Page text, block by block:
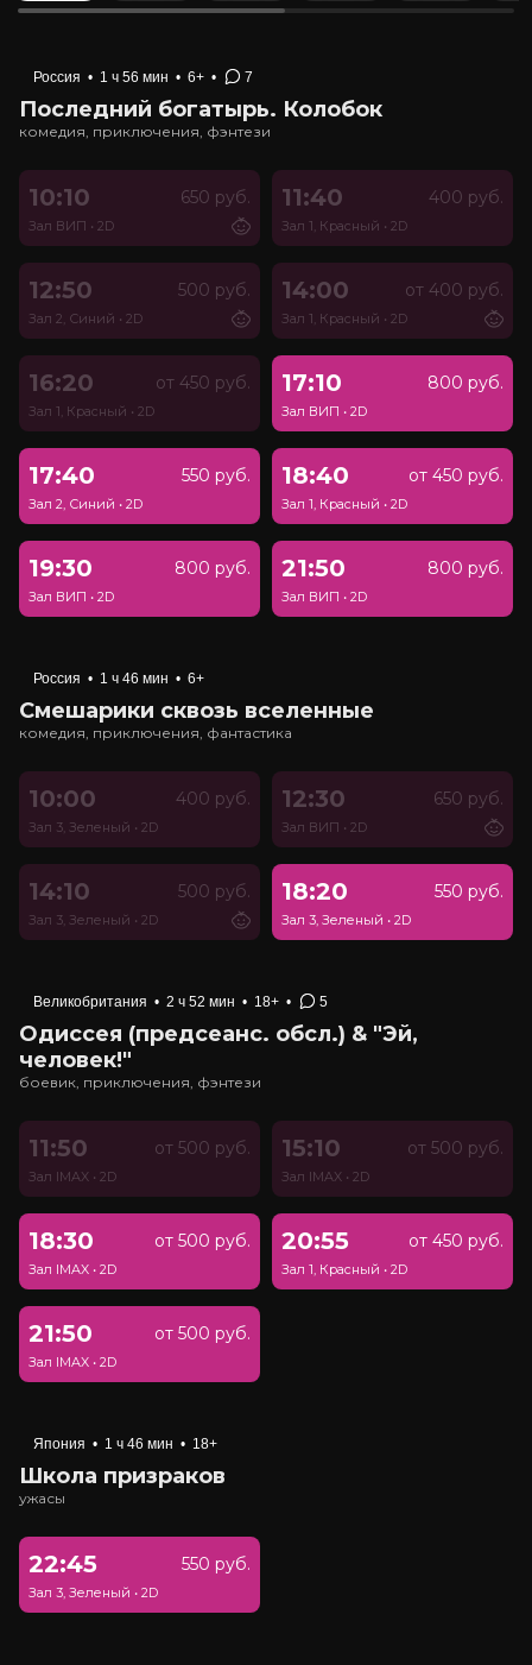
Россия • 1 ч 56 мин • 6+ • 7
Последний богатырь. Колобок
комедия, приключения, фэнтези
10:10 650 руб.
Зал ВИП • 2D
11:40 400 руб.
Зал 1, Красный • 2D
12:50 500 руб.
Зал 2, Синий • 2D
14:00 от 400 руб.
Зал 1, Красный • 2D
16:20 от 450 руб.
Зал 1, Красный • 2D
17:10 800 руб.
Зал ВИП • 2D
17:40 550 руб.
Зал 2, Синий • 2D
18:40 от 450 руб.
Зал 1, Красный • 2D
19:30 800 руб.
Зал ВИП • 2D
21:50 800 руб.
Зал ВИП • 2D
Россия • 1 ч 46 мин • 6+
Смешарики сквозь вселенные
комедия, приключения, фантастика
10:00 400 руб.
Зал 3, Зеленый • 2D
12:30 650 руб.
Зал ВИП • 2D
14:10 500 руб.
Зал 3, Зеленый • 2D
18:20 550 руб.
Зал 3, Зеленый • 2D
Великобритания • 2 ч 52 мин • 18+ • 5
Одиссея (предсеанс. обсл.) & "Эй,
человек!"
боевик, приключения, фэнтези
11:50 от 500 руб.
Зал IMAX • 2D
15:10 от 500 руб.
Зал IMAX • 2D
18:30 от 500 руб.
Зал IMAX • 2D
20:55 от 450 руб.
Зал 1, Красный • 2D
21:50 от 500 руб.
Зал IMAX • 2D
Япония • 1 ч 46 мин • 18+
Школа призраков
ужасы
22:45 550 руб.
Зал 3, Зеленый • 2D